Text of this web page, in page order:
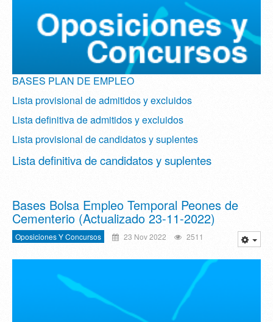
BASES PLAN DE EMPLEO
Lista provisional de admitidos y excluidos
Lista definitiva de admitidos y excluidos
Lista provisional de candidatos y suplentes
Lista definitiva de candidatos y suplentes
Bases Bolsa Empleo Temporal Peones de
Cementerio (Actualizado 23-11-2022)
Oposiciones Y Concursos 23 Nov 2022 2511